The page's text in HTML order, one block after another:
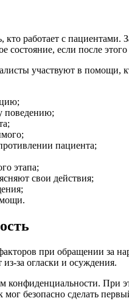
работает с
состояние, если после
участвуют в помощи,
поведению;
пациента;
этапа;
свои действия;
при обращении за
за огласки и осуждения.
конфиденциальности. При
безопасно сделать